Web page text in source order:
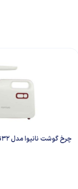
چرخ گوشت نانیوا مدل G32